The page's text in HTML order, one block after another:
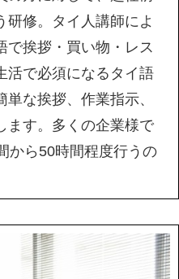
研修。タイ人講師によ
で挨拶・買い物・レス
活で必須になるタイ語
な挨拶、作業指示、
ます。多くの企業様で
から50時間程度行うの